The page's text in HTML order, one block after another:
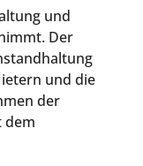
und
Der
und die
der
dem